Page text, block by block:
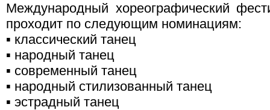
Международный хореографический
проходит по следующим номинациям:
▪ классический танец
▪ народный танец
▪ современный танец
▪ народный стилизованный танец
▪ эстрадный танец